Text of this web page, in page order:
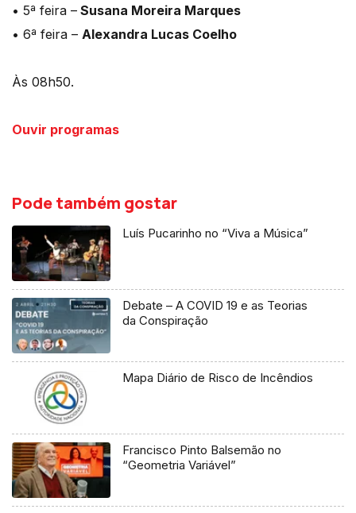
• 5ª feira – Susana Moreira Marques
• 6ª feira – Alexandra Lucas Coelho
Às 08h50.
Ouvir programas
Pode também gostar
Luís Pucarinho no “Viva a Música”
Debate – A COVID 19 e as Teorias
da Conspiração
Mapa Diário de Risco de Incêndios
Francisco Pinto Balsemão no
“Geometria Variável”